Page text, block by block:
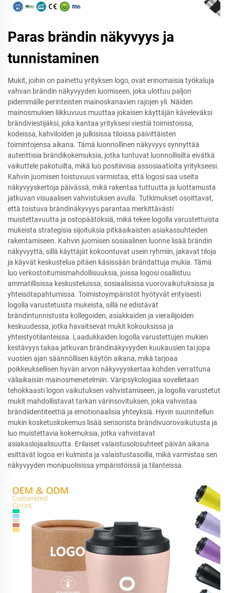
Paras brändin näkyvyys ja
tunnistaminen
Mukit, joihin on painettu yrityksen logo, ovat erinomaisia työkaluja
vahvan brändin näkyvyyden luomiseen, joka ulottuu paljon
pidemmälle perinteisten mainoskanavien rajojen yli. Näiden
mainosmukien liikkuvuus muuttaa jokaisen käyttäjän käveleväksi
brändiviestijäksi, joka kantaa yrityksesi viestiä toimistoissa,
kodeissa, kahviloiden ja julkisissa tiloissa päivittäisten
toimintojensa aikana. Tämä luonnollinen näkyvyys synnyttää
autenttisia brändikokemuksia, jotka tuntuvat luonnollisilta eivätkä
vaikuttele pakotuilta, mikä luo positiivisia assosiaatioita yritykseesi.
Kahvin juomisen toistuvuus varmistaa, että logosi saa useita
näkyvyyskertoja päivässä, mikä rakentaa tuttuutta ja luottamusta
jatkuvan visuaalisen vahvistuksen avulla. Tutkimukset osoittavat,
että toistuva brändinäkyvyys parantaa merkittävästi
muistettavuutta ja ostopäätöksiä, mikä tekee logolla varustettuista
mukeista strategisia sijoituksia pitkäaikaisten asiakassuhteiden
rakentamiseen. Kahvin juomisen sosiaalinen luonne lisää brändin
näkyvyyttä, sillä käyttäjät kokoontuvat usein ryhmiin, jakavat tiloja
ja käyvät keskustelua pitäen käsissään brändattuja mukia. Tämä
luo verkostoitumismahdollisuuksia, joissa logosi osallistuu
ammatillisissa keskusteluissa, sosiaalisissa vuorovaikutuksissa ja
yhteisötapahtumissa. Toimistoympäristöt hyötyvät erityisesti
logolla varustetuista mukeista, sillä ne edistävät
brändintunnistusta kollegoiden, asiakkaiden ja vierailijoiden
keskuudessa, jotka havaitsevat mukit kokouksissa ja
yhteistyötilanteissa. Laadukkaiden logolla varustettujen mukien
kestävyys takaa jatkuvan brändinäkyvyyden kuukausien tai jopa
vuosien ajan säännöllisen käytön aikana, mikä tarjoaa
poikkeuksellisen hyvän arvon näkyvyyskertaa kohden verrattuna
väliaikaisiin mainosmenetelmiin. Väripsykologiaa sovelletaan
tehokkaasti logon vaikutuksen vahvistamiseen, ja logolla varustetut
mukit mahdollistavat tarkan värinsovituksen, joka vahvistaa
brändiidentiteettiä ja emotionaalisia yhteyksiä. Hyvin suunnitellun
mukin kosketuskokemus lisää sensorista brändivuorovaikutusta ja
luo muistettavia kokemuksia, jotka vahvistavat
asiakaslojaalisuutta. Erilaiset valaistusolosuhteet päivän aikana
esittävät logoa eri kulmista ja valaistustasoilla, mikä varmistaa sen
näkyvyyden monipuolisissa ympäristöissä ja tilanteissa.